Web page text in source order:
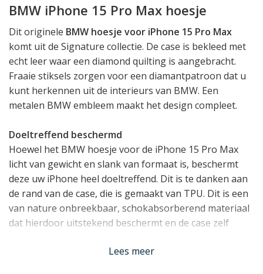
BMW iPhone 15 Pro Max hoesje
Dit originele BMW hoesje voor iPhone 15 Pro Max
komt uit de Signature collectie. De case is bekleed met
echt leer waar een diamond quilting is aangebracht.
Fraaie stiksels zorgen voor een diamantpatroon dat u
kunt herkennen uit de interieurs van BMW. Een
metalen BMW embleem maakt het design compleet.
Doeltreffend beschermd
Hoewel het BMW hoesje voor de iPhone 15 Pro Max
licht van gewicht en slank van formaat is, beschermt
deze uw iPhone heel doeltreffend. Dit is te danken aan
de rand van de case, die is gemaakt van TPU. Dit is een
van nature onbreekbaar, schokabsorberend materiaal
dat hierdoor uitstekend beschermt en de case zelf
Lees meer